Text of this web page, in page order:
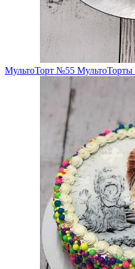
МультоТорт №55 МультоТорты